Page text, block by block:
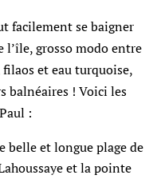
facilement se baigner
l’île, grosso modo entre
et eau turquoise,
balnéaires ! Voici les
:
belle et longue plage de
et la pointe